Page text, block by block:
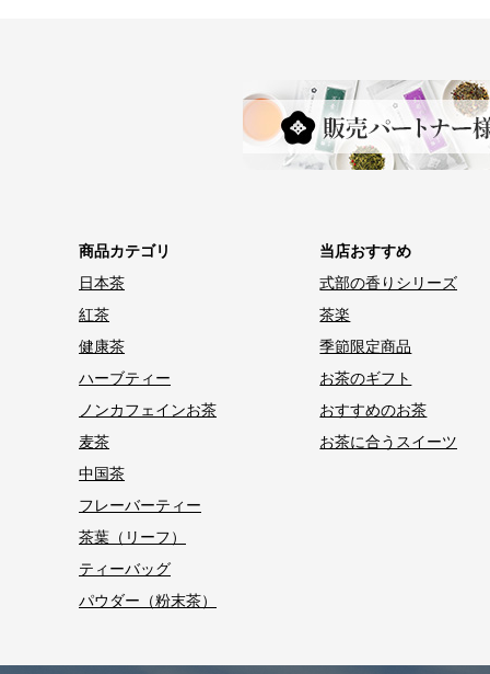
商品カテゴリ
日本茶
紅茶
健康茶
ハーブティー
ノンカフェインお茶
麦茶
中国茶
フレーバーティー
茶葉（リーフ）
ティーバッグ
パウダー（粉末茶）
当店おすすめ
式部の香りシリーズ
茶楽
季節限定商品
お茶のギフト
おすすめのお茶
お茶に合うスイーツ